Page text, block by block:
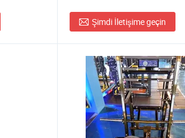
Şimdi İletişime geçin